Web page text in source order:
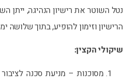
נטל השוטר את רישיון הנהיגה, ייתן
הרישיון וזימון להופיע, בתוך שלושה
שיקולי הקצין:
מסוכנות – מניעת סכנה